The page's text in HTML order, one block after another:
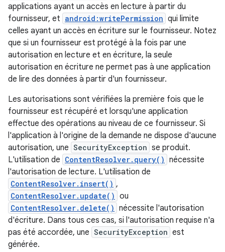
applications ayant un accès en lecture à partir du
fournisseur, et android:writePermission qui limite
celles ayant un accès en écriture sur le fournisseur. Notez
que si un fournisseur est protégé à la fois par une
autorisation en lecture et en écriture, la seule
autorisation en écriture ne permet pas à une application
de lire des données à partir d'un fournisseur.
Les autorisations sont vérifiées la première fois que le
fournisseur est récupéré et lorsqu'une application
effectue des opérations au niveau de ce fournisseur. Si
l'application à l'origine de la demande ne dispose d'aucune
autorisation, une SecurityException se produit.
L'utilisation de ContentResolver.query() nécessite
l'autorisation de lecture. L'utilisation de
ContentResolver.insert() ,
ContentResolver.update() ou
ContentResolver.delete() nécessite l'autorisation
d'écriture. Dans tous ces cas, si l'autorisation requise n'a
pas été accordée, une SecurityException est
générée.